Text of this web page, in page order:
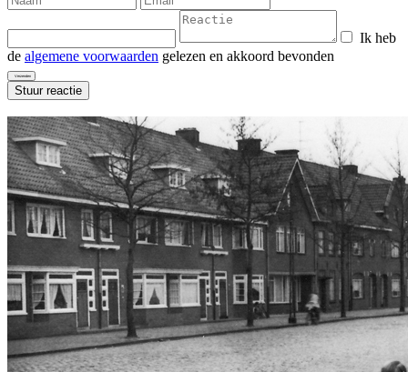
Ik heb
de algemene voorwaarden gelezen en akkoord bevonden